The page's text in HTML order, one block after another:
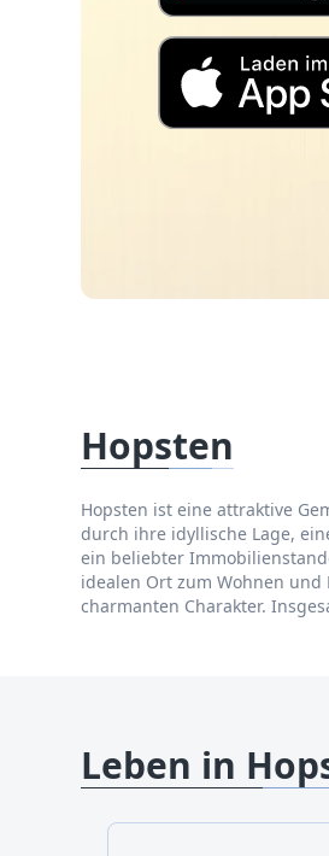
Hopsten
Hopsten ist eine attraktive
durch ihre idyllische Lage,
ein beliebter
idealen Ort zum Wohnen
charmanten Charakter.
Leben in